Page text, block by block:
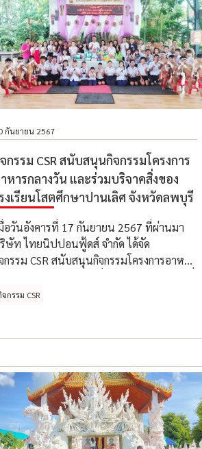
กันยายน 2567
กรรม CSR สนับสนุนกิจกรรมโครงการ
หารกลางวัน และร่วมบริจาคสิ่งของ
งเรียนโสตศึกษาปานเลิศ จังหวัดลพบุรี
อวันอังคารที่ 17 กันยายน 2567 ที่ผ่านมา
ษัท ไทยนิปปอนฟู้ดส์ จำกัด ได้จัด
กรรม CSR สนับสนุนกิจกรรมโครงการอาหาร
ความบกพร่องทางการได้ยิน ที่โรงเรียนโสต
คน ซึ่งกิจกรรมที่จัดขึ้นนี้ ทางบริษัทฯ ได้
รเรียน และการแสดงกิจกรรมต่างๆ ของเด็ก
นักเรียนที่ทางโรงเรียนได้จัดขึ้น รวมถึงสาระ
โครงการเรียนรู้อีกมากมาย มีความรู้สึกประทับ
ใจเป็นอย่างมาก
กรรม CSR